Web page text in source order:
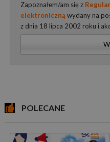
Zapoznałem/am się z
elektroniczną wydany na
z dnia 18 lipca 2002 roku i
POLECANE